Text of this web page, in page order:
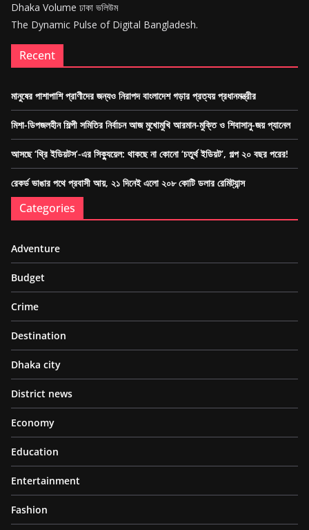
Dhaka Volume ঢাকা ভলিউম
The Dynamic Pulse of Digital Bangladesh.
Recent
মানুষের পাশাপাশি প্রাণীদের জন্যও নিরাপদ বাংলাদেশ গড়ার প্রত্যয় প্রধানমন্ত্রীর
মিশা-ডিপজলহীন শিল্পী সমিতির নির্বাচন আজ মুখোমুখি আরমান-মুক্তি ও শিবাসানু-জয় প্যানেল
আসছে ‘থ্রি ইডিয়টস’-এর সিক্যুয়েল: থাকছে না কোনো ‘চতুর্থ ইডিয়ট’, গল্প ২০ বছর পরের!
রেকর্ড ভাঙার পথে প্রবাসী আয়, ২১ দিনেই এলো ২০৮ কোটি ডলার রেমিট্যান্স
Categories
Adventure
Budget
Crime
Destination
Dhaka city
District news
Economy
Education
Entertainment
Fashion